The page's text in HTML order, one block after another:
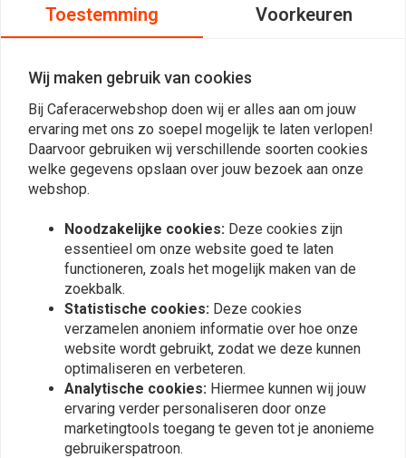
0
Plaats ook een review
Vergelijkbare producten
Toestemming Voorkeuren
Wij maken gebruik van cookies
Bij Caferacerwebshop doen wij er alles aan om jouw
ervaring met ons zo soepel mogelijk te laten verlopen!
Daarvoor gebruiken wij verschillende soorten cookies
welke gegevens opslaan over jouw bezoek aan onze
webshop.
Noodzakelijke cookies: Deze cookies zijn
essentieel om onze website goed te laten
functioneren, zoals het mogelijk maken van de
zoekbalk.
Statistische cookies: Deze cookies
verzamelen anoniem informatie over hoe onze
website wordt gebruikt, zodat we deze kunnen
optimaliseren en verbeteren.
Analytische cookies: Hiermee kunnen wij jouw
ervaring verder personaliseren door onze
marketingtools toegang te geven tot je anonieme
gebruikerspatroon.